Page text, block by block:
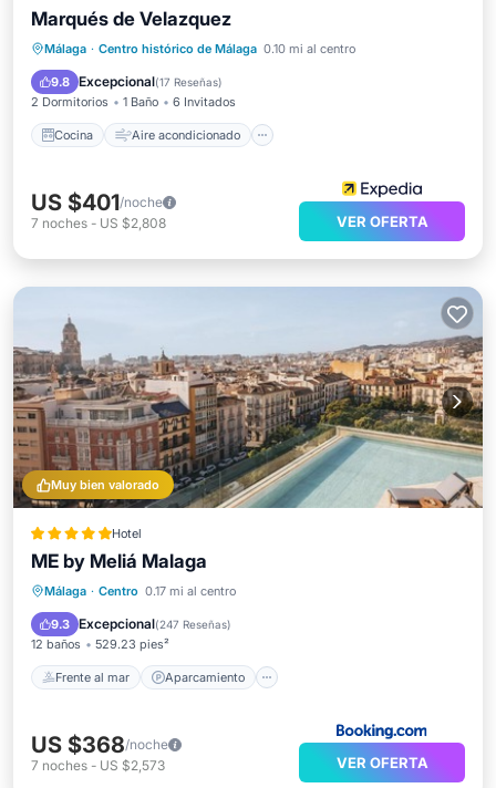
Marqués de Velazquez
Málaga · Centro histórico de Málaga 0.10 mi al centro
9.8 Excepcional(17 Reseñas)
2 Dormitorios 1 Baño 6 Invitados
Cocina Aire acondicionado
Cocina Aire acondicionado
Internet
Se admiten mascotas
US $401/noche
7 noches - US $2,808 VER OFERTA
Muy bien valorado
Hotel
ME by Meliá Malaga
Málaga · Centro 0.17 mi al centro
9.3 Excepcional(247 Reseñas)
12 baños 529.23 pies²
Frente al mar Aparcamiento
Frente al mar Aparcamiento
Vista al mar
US $368/noche
7 noches - US $2,573 VER OFERTA